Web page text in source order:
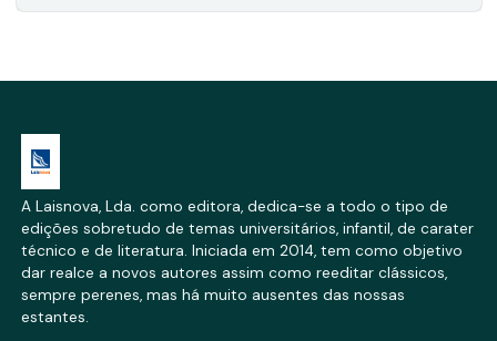
A Laisnova, Lda. como editora, dedica-se a todo o tipo de
edições sobretudo de temas universitários, infantil, de carater
técnico e de literatura. Iniciada em 2014, tem como objetivo
dar realce a novos autores assim como reeditar clássicos,
sempre perenes, mas há muito ausentes das nossas
estantes.